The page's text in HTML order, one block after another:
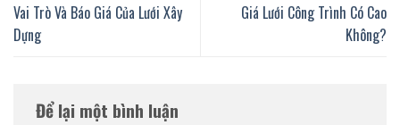
Vai Trò Và Báo Giá Của Lưới Xây
Dựng
Giá Lưới Công Trình Có Cao
Không?
Để lại một bình luận